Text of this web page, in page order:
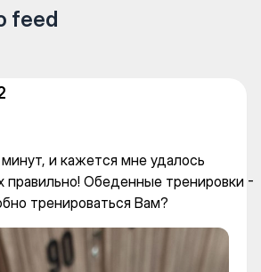
feed
и кажется мне удалось
правильно! Обеденные тренировки -
тренироваться Вам?